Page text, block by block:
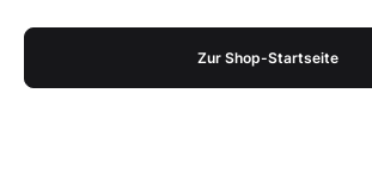
Zur Shop-Startseite